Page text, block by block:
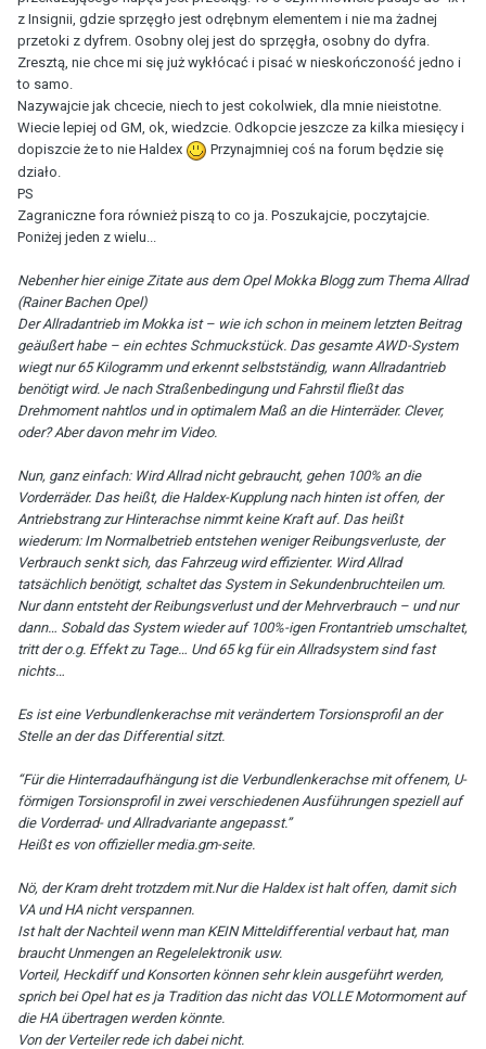
z Insignii, gdzie sprzęgło jest odrębnym elementem i nie ma żadnej
przetoki z dyfrem. Osobny olej jest do sprzęgła, osobny do dyfra.
Zresztą, nie chce mi się już wykłócać i pisać w nieskończoność jedno i
to samo.
Nazywajcie jak chcecie, niech to jest cokolwiek, dla mnie nieistotne.
Wiecie lepiej od GM, ok, wiedzcie. Odkopcie jeszcze za kilka miesięcy i
dopiszcie że to nie Haldex
Przynajmniej coś na forum będzie się
działo.
PS
Zagraniczne fora również piszą to co ja. Poszukajcie, poczytajcie.
Poniżej jeden z wielu...
Nebenher hier einige Zitate aus dem Opel Mokka Blogg zum Thema Allrad
(Rainer Bachen Opel)
Der Allradantrieb im Mokka ist – wie ich schon in meinem letzten Beitrag
geäußert habe – ein echtes Schmuckstück. Das gesamte AWD-System
wiegt nur 65 Kilogramm und erkennt selbstständig, wann Allradantrieb
benötigt wird. Je nach Straßenbedingung und Fahrstil fließt das
Drehmoment nahtlos und in optimalem Maß an die Hinterräder. Clever,
oder? Aber davon mehr im Video.
Nun, ganz einfach: Wird Allrad nicht gebraucht, gehen 100% an die
Vorderräder. Das heißt, die Haldex-Kupplung nach hinten ist offen, der
Antriebstrang zur Hinterachse nimmt keine Kraft auf. Das heißt
wiederum: Im Normalbetrieb entstehen weniger Reibungsverluste, der
Verbrauch senkt sich, das Fahrzeug wird effizienter. Wird Allrad
tatsächlich benötigt, schaltet das System in Sekundenbruchteilen um.
Nur dann entsteht der Reibungsverlust und der Mehrverbrauch – und nur
dann… Sobald das System wieder auf 100%-igen Frontantrieb umschaltet,
tritt der o.g. Effekt zu Tage… Und 65 kg für ein Allradsystem sind fast
nichts…
Es ist eine Verbundlenkerachse mit verändertem Torsionsprofil an der
Stelle an der das Differential sitzt.
“Für die Hinterradaufhängung ist die Verbundlenkerachse mit offenem, U-
förmigen Torsionsprofil in zwei verschiedenen Ausführungen speziell auf
die Vorderrad- und Allradvariante angepasst.”
Heißt es von offizieller media.gm-seite.
Nö, der Kram dreht trotzdem mit.Nur die Haldex ist halt offen, damit sich
VA und HA nicht verspannen.
Ist halt der Nachteil wenn man KEIN Mitteldifferential verbaut hat, man
braucht Unmengen an Regelelektronik usw.
Vorteil, Heckdiff und Konsorten können sehr klein ausgeführt werden,
sprich bei Opel hat es ja Tradition das nicht das VOLLE Motormoment auf
die HA übertragen werden könnte.
Von der Verteiler rede ich dabei nicht.